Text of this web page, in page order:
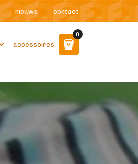
nieuws contact
accessoires
0